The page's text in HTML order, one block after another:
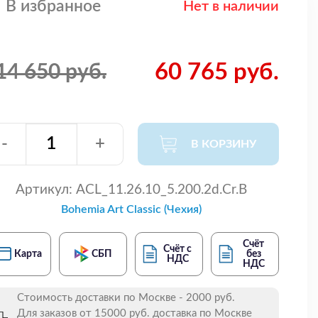
В избранное Нет в наличии
650 руб. 60 765 руб.
- + В КОРЗИНУ
Артикул: ACL_11.26.10_5.200.2d.Cr.B
Bohemia Art Classic (Чехия)
Карта СБП
Счёт с
НДС
Счёт
без
НДС
Стоимость доставки по Москве - 2000 руб.
Для заказов от 15000 руб. доставка по Москве